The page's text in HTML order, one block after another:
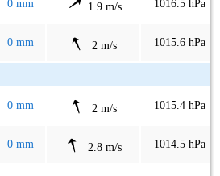
0 mm 1.9 m/s 1016.5 hPa
0 mm 2 m/s 1015.6 hPa
0 mm 2 m/s 1015.4 hPa
0 mm 2.8 m/s 1014.5 hPa